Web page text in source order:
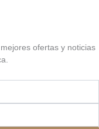
ofertas y noticias